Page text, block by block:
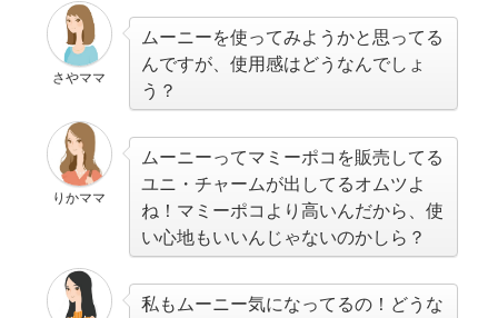
さやママ
ムーニーを使ってみようかと思ってる
んですが、使用感はどうなんでしょ
う？
りかママ
ムーニーってマミーポコを販売してる
ユニ・チャームが出してるオムツよ
ね！マミーポコより高いんだから、使
い心地もいいんじゃないのかしら？
私もムーニー気になってるの！どうな